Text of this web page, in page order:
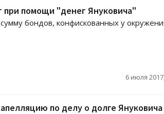
при помощи "денег Януковича"
бондов, конфискованных у
6 июля
по делу о долге Януковича